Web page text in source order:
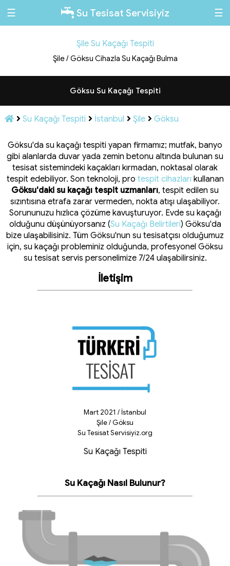
☰ Su Tesisat Servisiyiz ☰
Şile Su Kaçağı Tespiti
Şile / Göksu Cihazla Su Kaçağı Bulma
Göksu Su Kaçağı Tespiti
Su Kaçağı Tespiti İstanbul Şile Göksu
Göksu'da su kaçağı tespiti yapan firmamız; mutfak, banyo
gibi alanlarda duvar yada zemin betonu altında bulunan su
tesisat sistemindeki kaçakları kırmadan, noktasal olarak
tespit edebiliyor. Son teknoloji, pro tespit cihazları kullanan
Göksu'daki su kaçağı tespit uzmanları, tespit edilen su
sızıntısına etrafa zarar vermeden, nokta atışı ulaşabiliyor.
Sorununuzu hızlıca çözüme kavuşturuyor. Evde su kaçağı
olduğunu düşünüyorsanız (Su Kaçağı Belirtileri) Göksu'da
bize ulaşabilisiniz. Tüm Göksu'nun su tesisatçısı olduğumuz
için, su kaçağı probleminiz olduğunda, profesyonel Göksu
su tesisat servis personelimize 7/24 ulaşabilirsiniz.
İletişim
Mart 2021 / İstanbul
Şile / Göksu
Su Tesisat Servisiyiz.org
Su Kaçağı Tespiti
Su Kaçağı Nasıl Bulunur?